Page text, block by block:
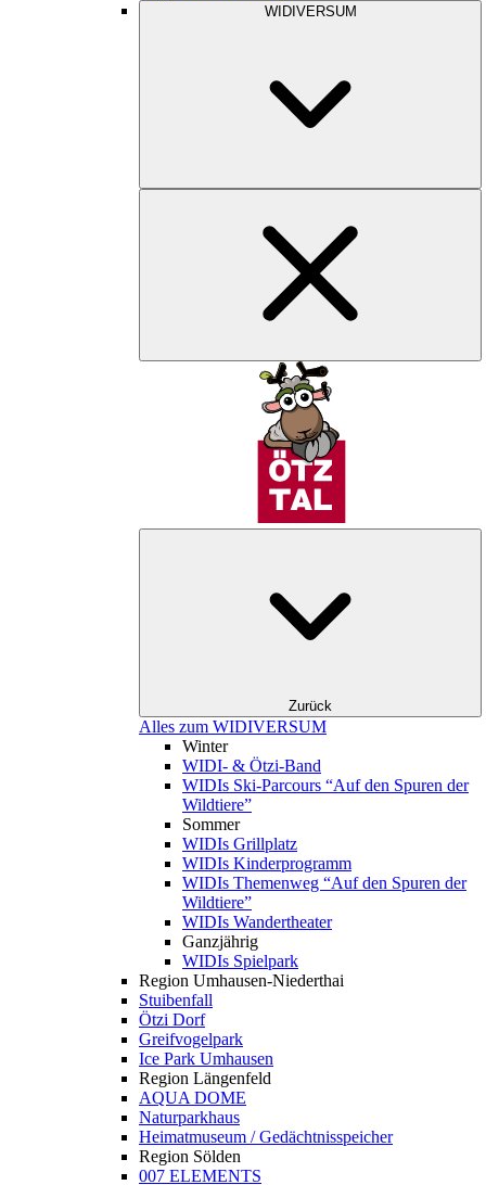
WIDIVERSUM
Zurück
Alles zum WIDIVERSUM
Winter
WIDI- & Ötzi-Band
WIDIs Ski-Parcours “Auf den Spuren der
Wildtiere”
Sommer
WIDIs Grillplatz
WIDIs Kinderprogramm
WIDIs Themenweg “Auf den Spuren der
Wildtiere”
WIDIs Wandertheater
Ganzjährig
WIDIs Spielpark
Region Umhausen-Niederthai
Stuibenfall
Ötzi Dorf
Greifvogelpark
Ice Park Umhausen
Region Längenfeld
AQUA DOME
Naturparkhaus
Heimatmuseum / Gedächtnisspeicher
Region Sölden
007 ELEMENTS